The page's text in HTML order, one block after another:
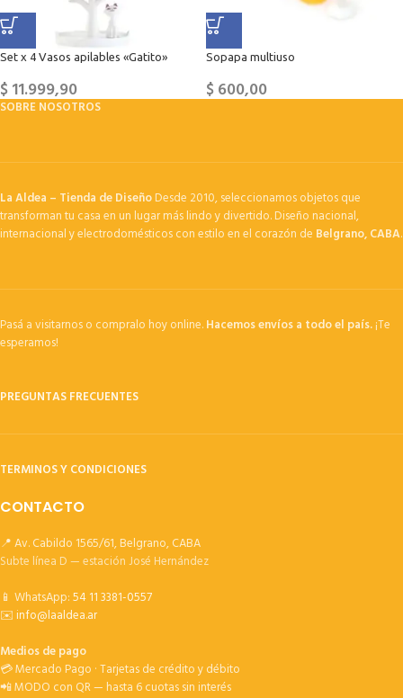
Set x 4 Vasos apilables «Gatito»
$11.999,90
Sopapa multiuso
$600,00
SOBRE NOSOTROS
La Aldea – Tienda de DiseñoDesde 2010, seleccionamos objetos que
transforman tu casa en un lugar más lindo y divertido. Diseño nacional,
internacional y electrodomésticos con estilo en el corazón de Belgrano, CABA.
Pasá a visitarnos o compralo hoy online.Hacemos envíos a todo el país.¡Te
esperamos!
PREGUNTAS FRECUENTES
TERMINOS Y CONDICIONES
CONTACTO
📍 Av. Cabildo 1565/61, Belgrano, CABA
Subte línea D — estación José Hernández
📱 WhatsApp:54 11 3381-0557
✉️info@laaldea.ar
Medios de pago
💳 Mercado Pago · Tarjetas de crédito y débito
📲 MODO con QR — hasta 6 cuotas sin interés